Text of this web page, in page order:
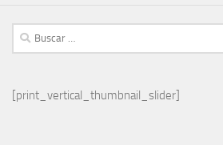
Buscar:
[print_vertical_thumbnail_slider]